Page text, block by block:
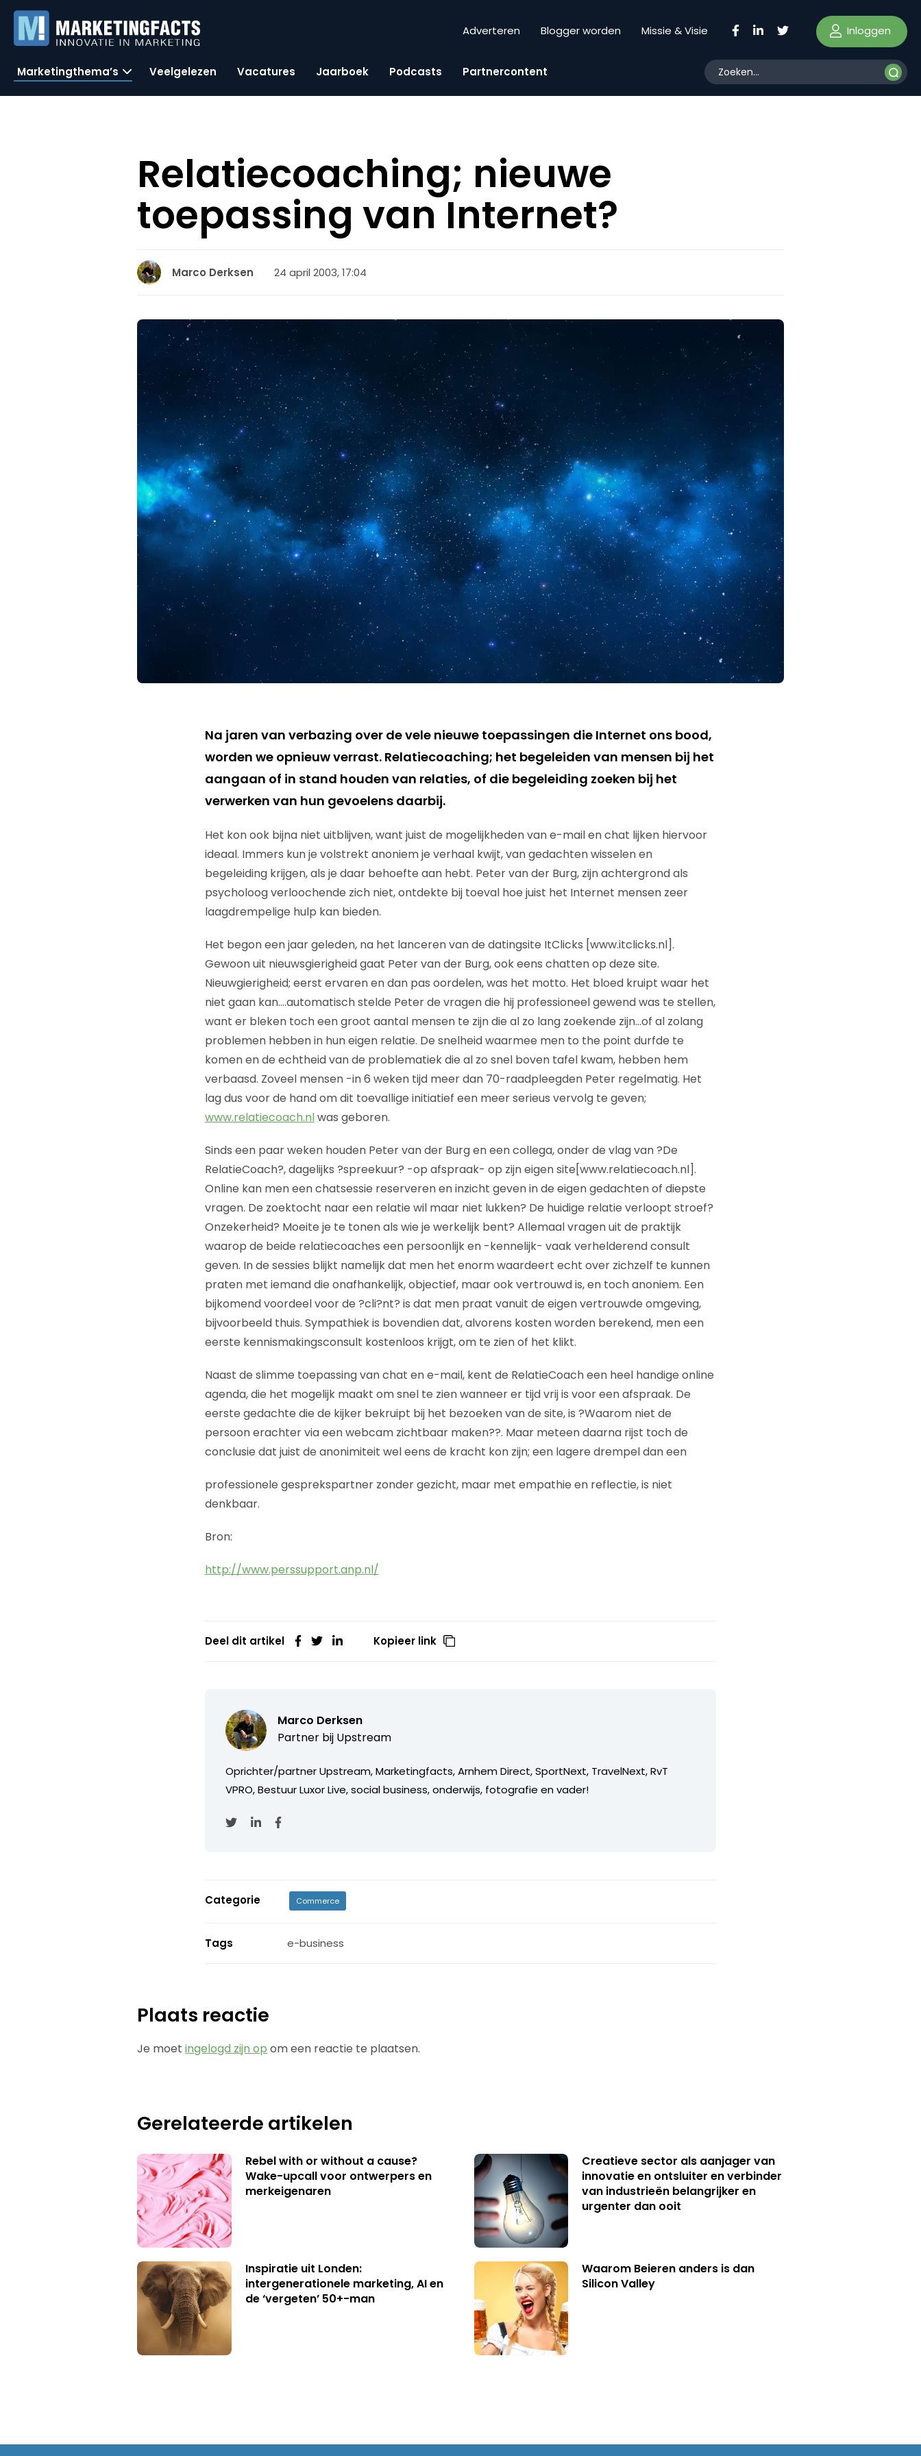
Adverteren Blogger worden Missie & Visie Inloggen
Marketingthema’s Veelgelezen Vacatures Jaarboek Podcasts Partnercontent
Relatiecoaching; nieuwe
toepassing van Internet?
Marco Derksen 24 april 2003, 17:04
Na jaren van verbazing over de vele nieuwe toepassingen die Internet ons bood,
worden we opnieuw verrast. Relatiecoaching; het begeleiden van mensen bij het
aangaan of in stand houden van relaties, of die begeleiding zoeken bij het
verwerken van hun gevoelens daarbij.
Het kon ook bijna niet uitblijven, want juist de mogelijkheden van e-mail en chat lijken hiervoor
ideaal. Immers kun je volstrekt anoniem je verhaal kwijt, van gedachten wisselen en
begeleiding krijgen, als je daar behoefte aan hebt. Peter van der Burg, zijn achtergrond als
psycholoog verloochende zich niet, ontdekte bij toeval hoe juist het Internet mensen zeer
laagdrempelige hulp kan bieden.
Het begon een jaar geleden, na het lanceren van de datingsite ItClicks [www.itclicks.nl].
Gewoon uit nieuwsgierigheid gaat Peter van der Burg, ook eens chatten op deze site.
Nieuwgierigheid; eerst ervaren en dan pas oordelen, was het motto. Het bloed kruipt waar het
niet gaan kan….automatisch stelde Peter de vragen die hij professioneel gewend was te stellen,
want er bleken toch een groot aantal mensen te zijn die al zo lang zoekende zijn…of al zolang
problemen hebben in hun eigen relatie. De snelheid waarmee men to the point durfde te
komen en de echtheid van de problematiek die al zo snel boven tafel kwam, hebben hem
verbaasd. Zoveel mensen -in 6 weken tijd meer dan 70-raadpleegden Peter regelmatig. Het
lag dus voor de hand om dit toevallige initiatief een meer serieus vervolg te geven;
www.relatiecoach.nlwas geboren.
Sinds een paar weken houden Peter van der Burg en een collega, onder de vlag van ?De
RelatieCoach?, dagelijks ?spreekuur? -op afspraak- op zijn eigen site[www.relatiecoach.nl].
Online kan men een chatsessie reserveren en inzicht geven in de eigen gedachten of diepste
vragen. De zoektocht naar een relatie wil maar niet lukken? De huidige relatie verloopt stroef?
Onzekerheid? Moeite je te tonen als wie je werkelijk bent? Allemaal vragen uit de praktijk
waarop de beide relatiecoaches een persoonlijk en -kennelijk- vaak verhelderend consult
geven. In de sessies blijkt namelijk dat men het enorm waardeert echt over zichzelf te kunnen
praten met iemand die onafhankelijk, objectief, maar ook vertrouwd is, en toch anoniem. Een
bijkomend voordeel voor de ?cli?nt? is dat men praat vanuit de eigen vertrouwde omgeving,
bijvoorbeeld thuis. Sympathiek is bovendien dat, alvorens kosten worden berekend, men een
eerste kennismakingsconsult kostenloos krijgt, om te zien of het klikt.
Naast de slimme toepassing van chat en e-mail, kent de RelatieCoach een heel handige online
agenda, die het mogelijk maakt om snel te zien wanneer er tijd vrij is voor een afspraak. De
eerste gedachte die de kijker bekruipt bij het bezoeken van de site, is ?Waarom niet de
persoon erachter via een webcam zichtbaar maken??. Maar meteen daarna rijst toch de
conclusie dat juist de anonimiteit wel eens de kracht kon zijn; een lagere drempel dan een
professionele gesprekspartner zonder gezicht, maar met empathie en reflectie, is niet
denkbaar.
Bron:
http://www.perssupport.anp.nl/
Deel dit artikel Kopieer link
Marco Derksen
Partner bij Upstream
Oprichter/partner Upstream, Marketingfacts, Arnhem Direct, SportNext, TravelNext, RvT
VPRO, Bestuur Luxor Live, social business, onderwijs, fotografie en vader!
Categorie Commerce
Tags e-business
Plaats reactie
Je moetingelogd zijn op om een reactie te plaatsen.
Gerelateerde artikelen
Rebel with or without a cause?
Wake-upcall voor ontwerpers en
merkeigenaren
Creatieve sector als aanjager van
innovatie en ontsluiter en verbinder
van industrieën belangrijker en
urgenter dan ooit
Inspiratie uit Londen:
intergenerationele marketing, AI en
de ‘vergeten’ 50+-man
Waarom Beieren anders is dan
Silicon Valley